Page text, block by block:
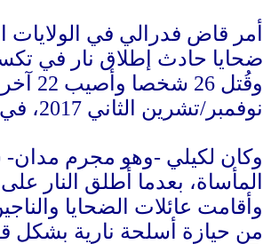
ضحايا حادث إطلاق نار في تكساس عام 2017، لعدم الإبلاغ عن السجل
نوفمبر/تشرين الثاني 2017، في أسوأ حادث إطلاق نار في تاريخ الولاية.
وكان لكيلي -وهو مجرم مدان-
المأساة، بعدما أطلق النار
وأقامت عائلات الضحايا
من حيازة أسلحة نارية بشكل